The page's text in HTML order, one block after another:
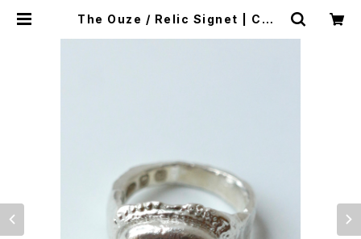
The Ouze / Relic Signet | CAIL